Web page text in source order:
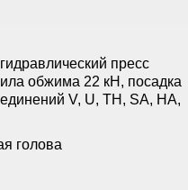
пресс
обжима 22 кН, посадка
V, U, TH, SA, HA,
голова